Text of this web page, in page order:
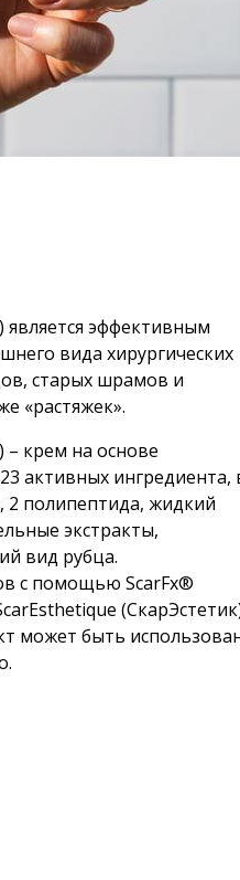
является эффективным
вида хирургических
старых шрамов и
«растяжек».
– крем на основе
активных ингредиента,
2 полипептида, жидкий
экстракты,
вид рубца.
с помощью ScarFx®
может быть